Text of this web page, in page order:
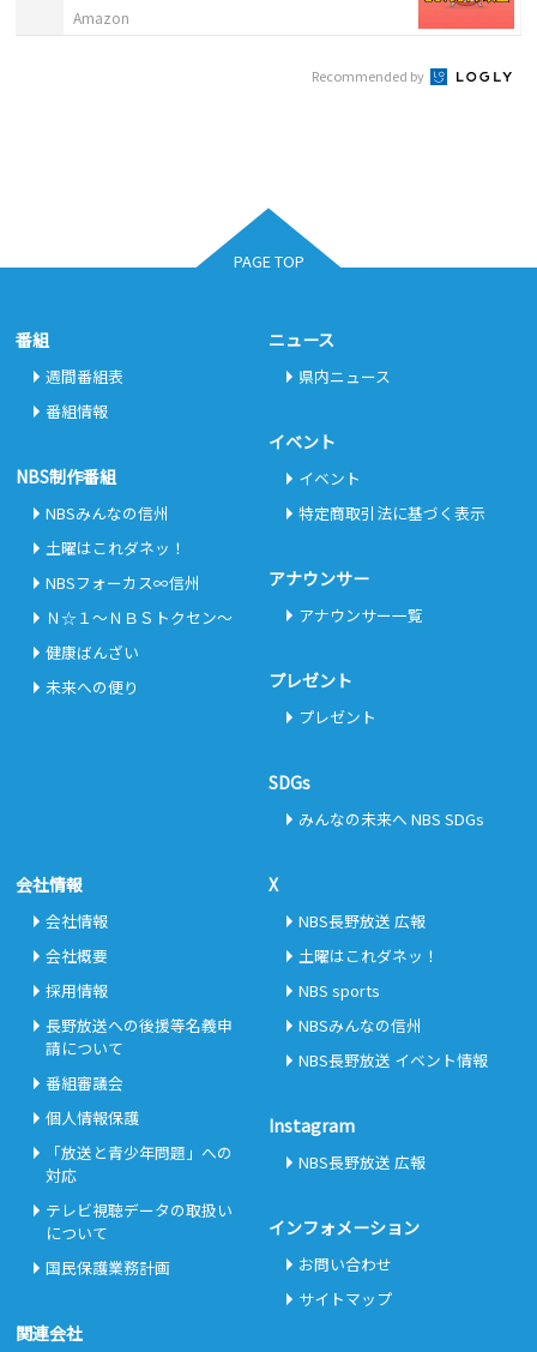
Amazon
Recommended by
PAGE TOP
番組
週間番組表
番組情報
NBS制作番組
NBSみんなの信州
土曜はこれダネッ！
NBSフォーカス∞信州
Ｎ☆１～ＮＢＳトクセン～
健康ばんざい
未来への便り
ニュース
県内ニュース
イベント
イベント
特定商取引法に基づく表示
アナウンサー
アナウンサー一覧
プレゼント
プレゼント
SDGs
みんなの未来へ NBS SDGs
会社情報
会社情報
会社概要
採用情報
長野放送への後援等名義申
請について
番組審議会
個人情報保護
「放送と青少年問題」への
対応
テレビ視聴データの取扱い
について
国民保護業務計画
関連会社
X
NBS長野放送 広報
土曜はこれダネッ！
NBS sports
NBSみんなの信州
NBS長野放送 イベント情報
Instagram
NBS長野放送 広報
インフォメーション
お問い合わせ
サイトマップ